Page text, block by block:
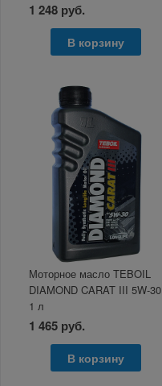
1 248 руб.
В корзину
Моторное масло TEBOIL
DIAMOND CARAT III 5W-30
1 л
1 465 руб.
В корзину